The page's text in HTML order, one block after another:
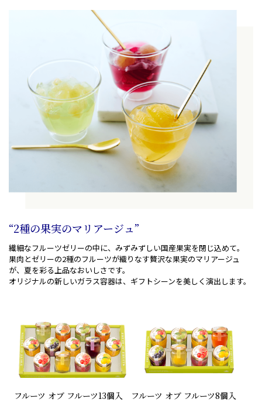
“2種の果実のマリアージュ”
繊細なフルーツゼリーの中に、みずみずしい国産果実を閉じ込めて。
果肉とゼリーの2種のフルーツが織りなす贅沢な果実のマリアージュ
が、夏を彩る上品なおいしさです。
オリジナルの新しいガラス容器は、ギフトシーンを美しく演出します。
フルーツ オブ フルーツ13個入 フルーツ オブ フルーツ8個入